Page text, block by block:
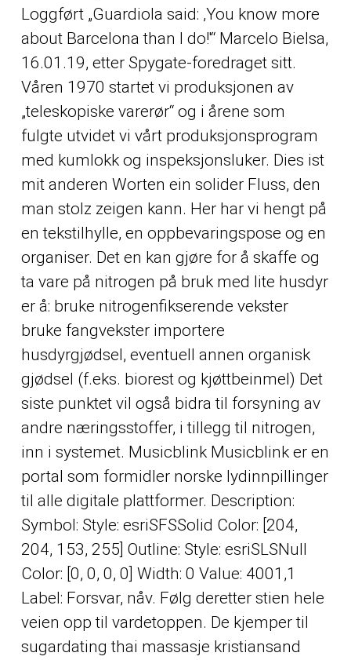
Loggført „Guardiola said: ‚You know more
about Barcelona than I do!'“ Marcelo Bielsa,
16.01.19, etter Spygate-foredraget sitt.
Våren 1970 startet vi produksjonen av
„teleskopiske varerør“ og i årene som
fulgte utvidet vi vårt produksjonsprogram
med kumlokk og inspeksjonsluker. Dies ist
mit anderen Worten ein solider Fluss, den
man stolz zeigen kann. Her har vi hengt på
en tekstilhylle, en oppbevaringspose og en
organiser. Det en kan gjøre for å skaffe og
ta vare på nitrogen på bruk med lite husdyr
er å: bruke nitrogenfikserende vekster
bruke fangvekster importere
husdyrgjødsel, eventuell annen organisk
gjødsel (f.eks. biorest og kjøttbeinmel) Det
siste punktet vil også bidra til forsyning av
andre næringsstoffer, i tillegg til nitrogen,
inn i systemet. Musicblink Musicblink er en
portal som formidler norske lydinnpillinger
til alle digitale plattformer. Description:
Symbol: Style: esriSFSSolid Color: [204,
204, 153, 255] Outline: Style: esriSLSNull
Color: [0, 0, 0, 0] Width: 0 Value: 4001,1
Label: Forsvar, nåv. Følg deretter stien hele
veien opp til vardetoppen. De kjemper til
sugardating thai massasje kristiansand